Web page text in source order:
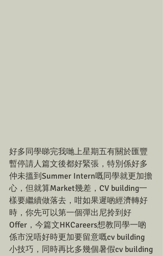
好多同學睇完我哋上星期五有關於匯豐
暫停請人篇文後都好緊張，特別係好多
仲未搵到Summer Intern嘅同學就更加擔
心，但就算Market幾差，CV building一
樣要繼續做落去，咁如果遲啲經濟轉好
時，你先可以第一個彈出尼拎到好
Offer，今篇文HKCareers想教同學一啲
係市況唔好時更加要留意嘅cv building
小技巧，同時再比多幾個暑假cv building